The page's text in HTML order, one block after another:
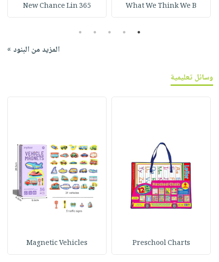
What We Think We B
365 New Chance Lin
1
2
3
4
5
المزيد من البنود »
وسائل تعليمية
Preschool Charts
Magnetic Vehicles